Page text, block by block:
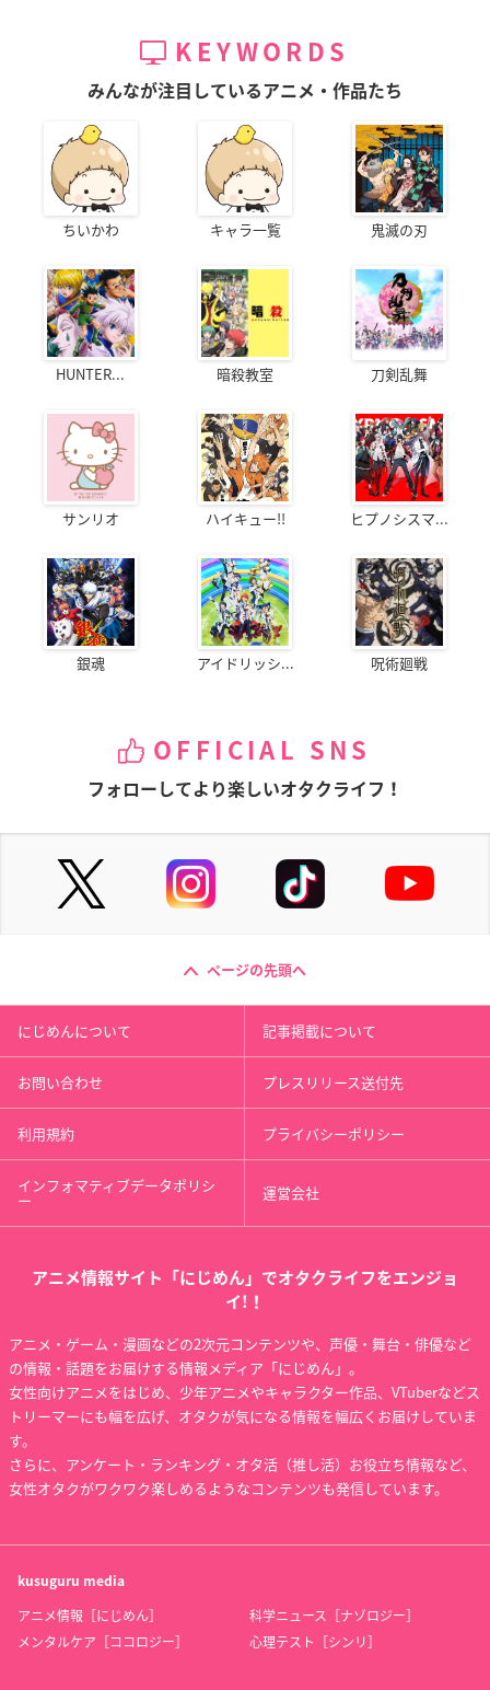
KEYWORDS
みんなが注目しているアニメ・作品たち
ちいかわ キャラ一覧 鬼滅の刃
HUNTER... 暗殺教室 刀剣乱舞
サンリオ ハイキュー!! ヒプノシスマ...
銀魂 アイドリッシ... 呪術廻戦
OFFICIAL SNS
フォローしてより楽しいオタクライフ！
ページの先頭へ
にじめんについて 記事掲載について
お問い合わせ プレスリリース送付先
利用規約 プライバシーポリシー
インフォマティブデータポリシ
ー 運営会社
アニメ情報サイト「にじめん」でオタクライフをエンジョ
イ!！
アニメ・ゲーム・漫画などの2次元コンテンツや、声優・舞台・俳優など
の情報・話題をお届けする情報メディア「にじめん」。
女性向けアニメをはじめ、少年アニメやキャラクター作品、VTuberなどス
トリーマーにも幅を広げ、オタクが気になる情報を幅広くお届けしていま
す。
さらに、アンケート・ランキング・オタ活（推し活）お役立ち情報など、
女性オタクがワクワク楽しめるようなコンテンツも発信しています。
kusuguru media
アニメ情報［にじめん］
科学ニュース［ナゾロジー］
メンタルケア［ココロジー］
心理テスト［シンリ］